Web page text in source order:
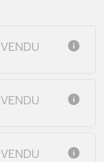
VENDU
VENDU
VENDU